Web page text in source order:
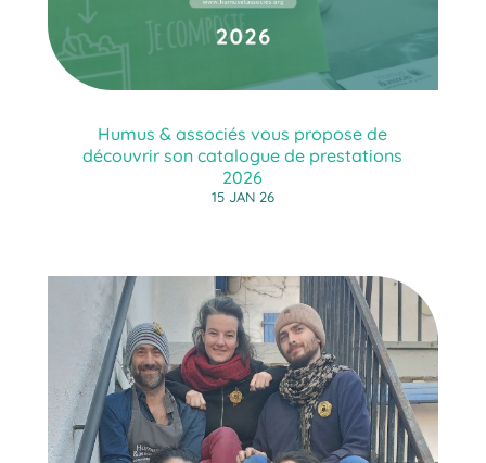
Humus & associés vous propose de
découvrir son catalogue de prestations
2026
15 JAN 26